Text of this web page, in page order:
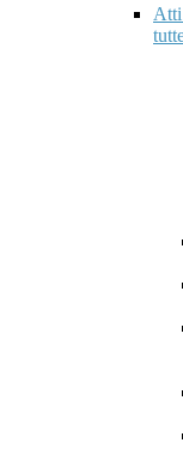
Atti